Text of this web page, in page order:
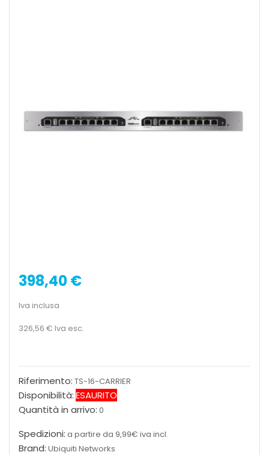
398,40 €
Iva inclusa
326,56 € Iva esc.
Riferimento: TS-16-CARRIER
Disponibilità:ESAURITO
Quantità in arrivo: 0
Spedizioni: a partire da 9,99€ iva incl.
Brand: Ubiquiti Networks